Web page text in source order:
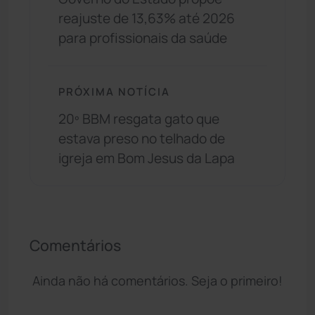
reajuste de 13,63% até 2026
para profissionais da saúde
PRÓXIMA NOTÍCIA
20º BBM resgata gato que
estava preso no telhado de
igreja em Bom Jesus da Lapa
Comentários
Ainda não há comentários. Seja o primeiro!